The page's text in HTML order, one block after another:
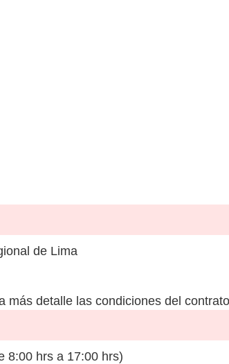
de Lima
más detalle las condiciones del
8:00 hrs a 17:00 hrs)